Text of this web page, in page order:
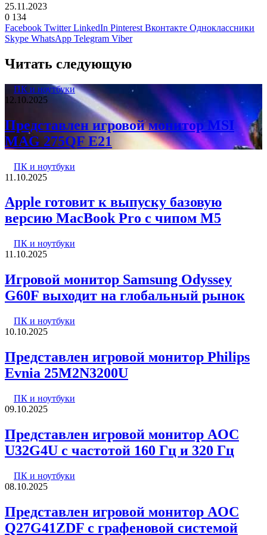
25.11.2023
0 134
Facebook Twitter LinkedIn Pinterest Вконтакте Одноклассники
Skype WhatsApp Telegram Viber
Читать следующую
ПК и ноутбуки
12.10.2025
Представлен игровой монитор MSI
MAG 275QF E21
ПК и ноутбуки
11.10.2025
Apple готовит к выпуску базовую
версию MacBook Pro с чипом M5
ПК и ноутбуки
11.10.2025
Игровой монитор Samsung Odyssey
G60F выходит на глобальный рынок
ПК и ноутбуки
10.10.2025
Представлен игровой монитор Philips
Evnia 25M2N3200U
ПК и ноутбуки
09.10.2025
Представлен игровой монитор AOC
U32G4U с частотой 160 Гц и 320 Гц
ПК и ноутбуки
08.10.2025
Представлен игровой монитор AOC
Q27G41ZDF с графеновой системой